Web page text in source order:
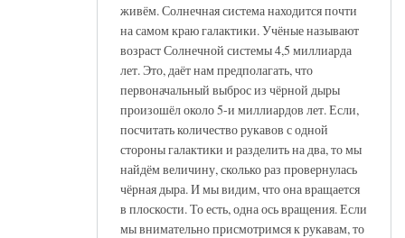
живём. Солнечная система находится почти
на самом краю галактики. Учёные называют
возраст Солнечной системы 4,5 миллиарда
лет. Это, даёт нам предполагать, что
первоначальный выброс из чёрной дыры
произошёл около 5-и миллиардов лет. Если,
посчитать количество рукавов с одной
стороны галактики и разделить на два, то мы
найдём величину, сколько раз провернулась
чёрная дыра. И мы видим, что она вращается
в плоскости. То есть, одна ось вращения. Если
мы внимательно присмотримся к рукавам, то